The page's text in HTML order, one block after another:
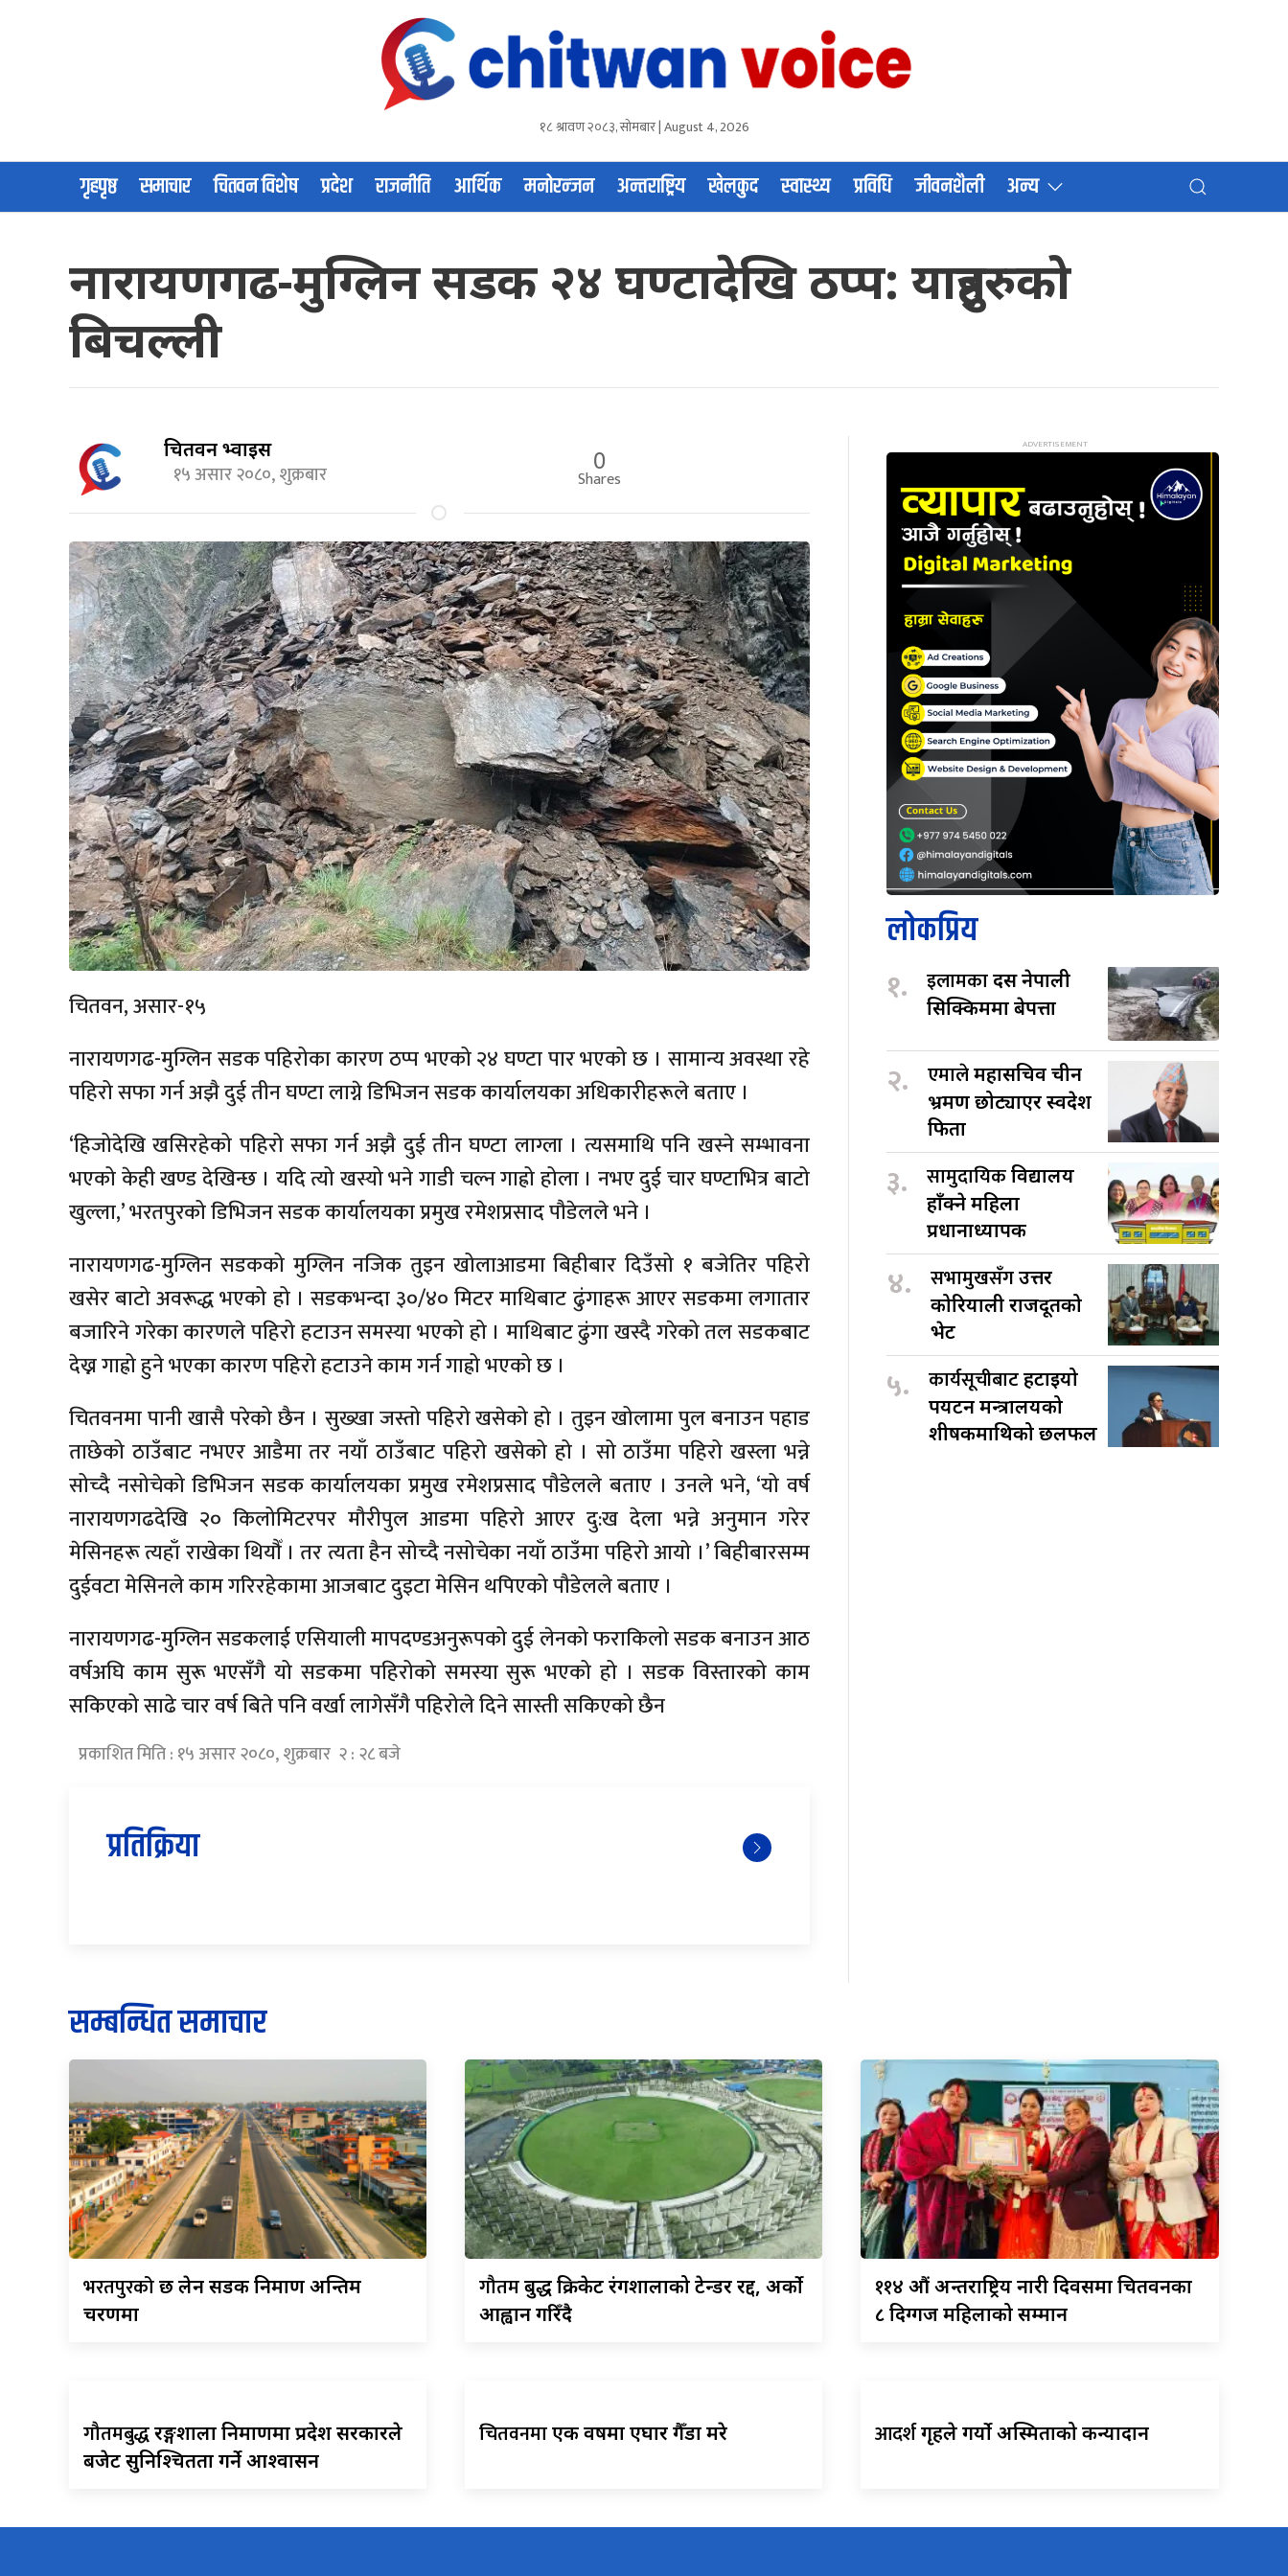
१८ श्रावण २०८३, सोमबार | August 4, 2026
गृहपृष्ठ समाचार चितवन विशेष प्रदेश राजनीति आर्थिक मनोरन्जन अन्तराष्ट्रिय खेलकुद स्वास्थ्य प्रविधि जीवनशैली अन्य
नारायणगढ-मुग्लिन सडक २४ घण्टादेखि ठप्प: यात्रुहरुको
बिचल्ली
चितवन भ्वाईस
१५ असार २०८०, शुक्रबार
0
Shares
चितवन, असार-१५
नारायणगढ-मुग्लिन सडक पहिरोका कारण ठप्प भएको २४ घण्टा पार भएको छ । सामान्य अवस्था रहे
पहिरो सफा गर्न अझै दुई तीन घण्टा लाग्ने डिभिजन सडक कार्यालयका अधिकारीहरूले बताए ।
‘हिजोदेखि खसिरहेको पहिरो सफा गर्न अझै दुई तीन घण्टा लाग्ला । त्यसमाथि पनि खस्ने सम्भावना
भएको केही खण्ड देखिन्छ । यदि त्यो खस्यो भने गाडी चल्न गाह्रो होला । नभए दुई चार घण्टाभित्र बाटो
खुल्ला,’ भरतपुरको डिभिजन सडक कार्यालयका प्रमुख रमेशप्रसाद पौडेलले भने ।
नारायणगढ-मुग्लिन सडकको मुग्लिन नजिक तुइन खोलाआडमा बिहीबार दिउँसो १ बजेतिर पहिरो
खसेर बाटो अवरूद्ध भएको हो । सडकभन्दा ३०/४० मिटर माथिबाट ढुंगाहरू आएर सडकमा लगातार
बजारिने गरेका कारणले पहिरो हटाउन समस्या भएको हो । माथिबाट ढुंगा खस्दै गरेको तल सडकबाट
देख्न गाह्रो हुने भएका कारण पहिरो हटाउने काम गर्न गाह्रो भएको छ ।
चितवनमा पानी खासै परेको छैन । सुख्खा जस्तो पहिरो खसेको हो । तुइन खोलामा पुल बनाउन पहाड
ताछेको ठाउँबाट नभएर आडैमा तर नयाँ ठाउँबाट पहिरो खसेको हो । सो ठाउँमा पहिरो खस्ला भन्ने
सोच्दै नसोचेको डिभिजन सडक कार्यालयका प्रमुख रमेशप्रसाद पौडेलले बताए । उनले भने, ‘यो वर्ष
नारायणगढदेखि २० किलोमिटरपर मौरीपुल आडमा पहिरो आएर दु:ख देला भन्ने अनुमान गरेर
मेसिनहरू त्यहाँ राखेका थियौँ । तर त्यता हैन सोच्दै नसोचेका नयाँ ठाउँमा पहिरो आयो ।’ बिहीबारसम्म
दुईवटा मेसिनले काम गरिरहेकामा आजबाट दुइटा मेसिन थपिएको पौडेलले बताए ।
नारायणगढ-मुग्लिन सडकलाई एसियाली मापदण्डअनुरूपको दुई लेनको फराकिलो सडक बनाउन आठ
वर्षअघि काम सुरू भएसँगै यो सडकमा पहिरोको समस्या सुरू भएको हो । सडक विस्तारको काम
सकिएको साढे चार वर्ष बिते पनि वर्खा लागेसँगै पहिरोले दिने सास्ती सकिएको छैन
प्रकाशित मिति : १५ असार २०८०, शुक्रबार २ : २८ बजे
प्रतिक्रिया
लोकप्रिय
१. इलामकादस नेपाली
सिक्किममा बेपत्ता
२. एमालेमहासचिव चीन
भ्रमण छोट्याएर स्वदेश
फिर्ता
३. सामुदायिकविद्यालय
हाँक्ने महिला
प्रधानाध्यापक
४. सभामुखसँगउत्तर
कोरियाली राजदूतको
भेट
५. कार्यसूचीबाटहटाइयो
पर्यटन मन्त्रालयको
शीर्षकमाथिको छलफल
सम्बन्धित समाचार
भरतपुरकोछ लेन सडक निर्माण अन्तिम
चरणमा
गौतमबुद्ध क्रिकेट रंगशालाको टेन्डर रद्द, अर्को
आह्वान गरिँदै
११४औं अन्तराष्ट्रिय नारी दिवसमा चितवनका
८ दिग्गज महिलाको सम्मान
गौतमबुद्धरङ्गशाला निर्माणमा प्रदेश सरकारले
बजेट सुनिश्चितता गर्ने आश्वासन
चितवनमाएक वर्षमा एघार गैँडा मरे आदर्शगृहले गर्यो अस्मिताको कन्यादान